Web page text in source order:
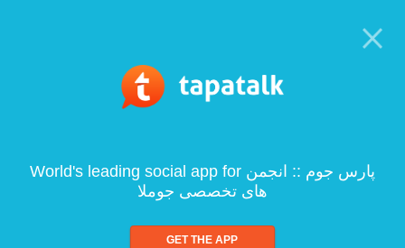
World's leading social app for پارس جوم :: انجمن
های تخصصی جوملا
GET THE APP